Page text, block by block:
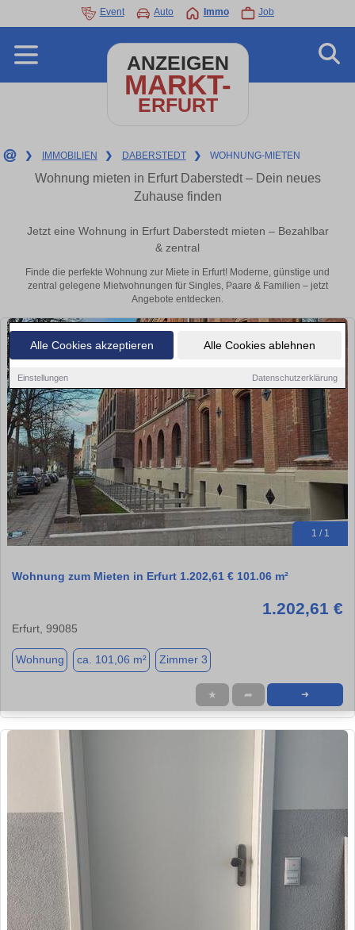
Alle Cookies akzeptieren Alle Cookies ablehnen
Einstellungen Datenschutzerklärung
Event Auto Immo Job
ANZEIGEN
MARKT-
ERFURT
❯ IMMOBILIEN ❯ DABERSTEDT ❯ WOHNUNG-MIETEN
Wohnung mieten in Erfurt Daberstedt – Dein neues
Zuhause finden
Jetzt eine Wohnung in Erfurt Daberstedt mieten – Bezahlbar
& zentral
Finde die perfekte Wohnung zur Miete in Erfurt! Moderne, günstige und
zentral gelegene Mietwohnungen für Singles, Paare & Familien – jetzt
Angebote entdecken.
1 / 1
Wohnung zum Mieten in Erfurt 1.202,61 € 101.06 m²
1.202,61 €
Erfurt, 99085
Wohnung ca. 101,06 m² Zimmer 3
★ ➦ ➜